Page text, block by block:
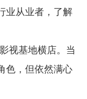
从业者，了解
基地横店。当
色，但依然满心